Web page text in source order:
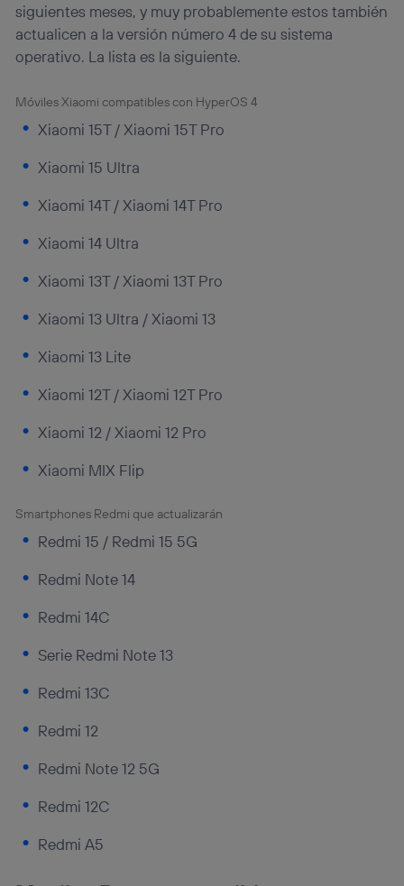
siguientes meses, y muy probablemente estos también
actualicen a la versión número 4 de su sistema
operativo. La lista es la siguiente.
Móviles Xiaomi compatibles con HyperOS 4
Xiaomi 15T / Xiaomi 15T Pro
Xiaomi 15 Ultra
Xiaomi 14T / Xiaomi 14T Pro
Xiaomi 14 Ultra
Xiaomi 13T / Xiaomi 13T Pro
Xiaomi 13 Ultra / Xiaomi 13
Xiaomi 13 Lite
Xiaomi 12T / Xiaomi 12T Pro
Xiaomi 12 / Xiaomi 12 Pro
Xiaomi MIX Flip
Smartphones Redmi que actualizarán
Redmi 15 / Redmi 15 5G
Redmi Note 14
Redmi 14C
Serie Redmi Note 13
Redmi 13C
Redmi 12
Redmi Note 12 5G
Redmi 12C
Redmi A5